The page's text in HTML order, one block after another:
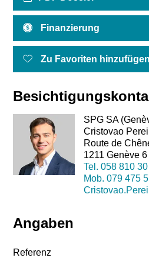
Finanzierung
Zu Favoriten hinzufügen
SPG SA
Cristovao
Route de
1211 Genève 6
Tel. 058 810
Mob. 079 475
Angaben
Referenz